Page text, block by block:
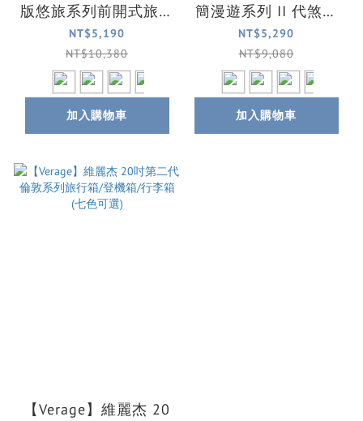
版悠旅系列前開式旅行
箱/行李箱(四色可選)
NT$5,190
NT$10,380
加入購物車
簡漫遊系列 II 代煞車
輪前開式旅行箱/行李
箱(4色可選)
NT$5,290
NT$9,080
加入購物車
【Verage】維麗杰 20